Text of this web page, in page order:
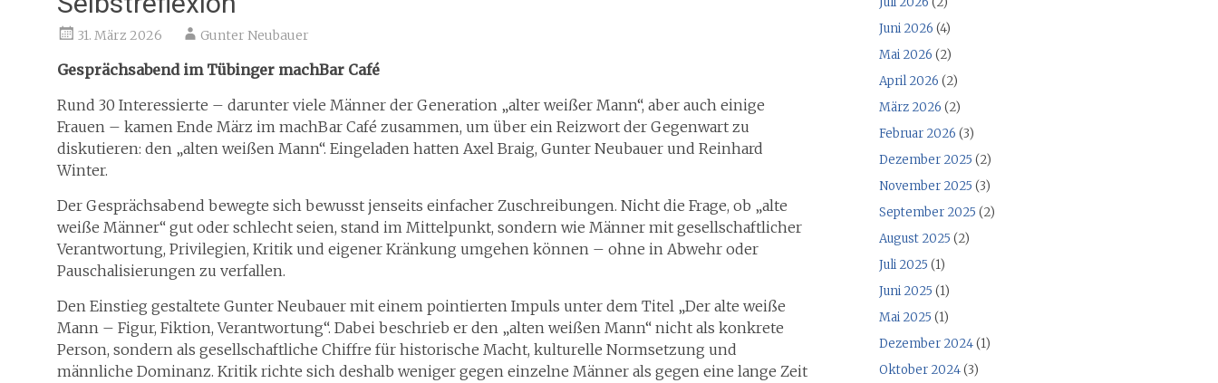
31. März 2026 Gunter Neubauer
Gesprächsabend im Tübinger machBar Café
Rund 30 Interessierte – darunter viele Männer der Generation „alter weißer Mann“, aber auch einige
Frauen – kamen Ende März im machBar Café zusammen, um über ein Reizwort der Gegenwart zu
diskutieren: den „alten weißen Mann“. Eingeladen hatten Axel Braig, Gunter Neubauer und Reinhard
Winter.
Der Gesprächsabend bewegte sich bewusst jenseits einfacher Zuschreibungen. Nicht die Frage, ob „alte
weiße Männer“ gut oder schlecht seien, stand im Mittelpunkt, sondern wie Männer mit gesellschaftlicher
Verantwortung, Privilegien, Kritik und eigener Kränkung umgehen können – ohne in Abwehr oder
Pauschalisierungen zu verfallen.
Den Einstieg gestaltete Gunter Neubauer mit einem pointierten Impuls unter dem Titel „Der alte weiße
Mann – Figur, Fiktion, Verantwortung“. Dabei beschrieb er den „alten weißen Mann“ nicht als konkrete
Person, sondern als gesellschaftliche Chiffre für historische Macht, kulturelle Normsetzung und
männliche Dominanz. Kritik richte sich deshalb weniger gegen einzelne Männer als gegen eine lange Zeit
Juni 2026 (4)
Mai 2026 (2)
April 2026 (2)
März 2026 (2)
Februar 2026 (3)
Dezember 2025 (2)
November 2025 (3)
September 2025 (2)
August 2025 (2)
Juli 2025 (1)
Juni 2025 (1)
Mai 2025 (1)
Dezember 2024(1)
Oktober 2024(3)